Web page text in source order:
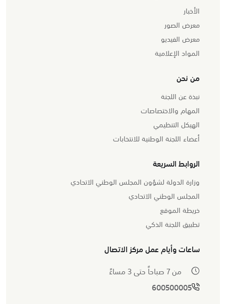
الأخبار
معرض الصور
معرض الفيديو
المواد الإعلامية
من نحن
نبذة عن اللجنة
المهام والاختصاصات
الهيكل التنظيمي
أعضاء اللجنة الوطنية للانتخابات
الروابط السريعة
وزارة الدولة لشؤون المجلس الوطني الاتحادي
المجلس الوطني الاتحادي
خريطة الموقع
تطبيق اللجنة الذكي
ساعات وأيام عمل مركز الاتصال
من 7 صباحاً حتى 3 مساءً
600500005